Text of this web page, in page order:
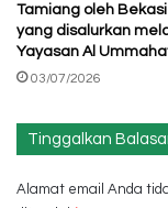
Tamiang oleh
yang disalurkan
Yayasan Al
03/07/2026
Tinggalkan
Alamat email Anda